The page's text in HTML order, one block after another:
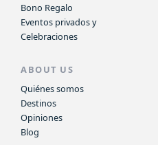
Bono Regalo
Eventos privados y
Celebraciones
ABOUT US
Quiénes somos
Destinos
Opiniones
Blog